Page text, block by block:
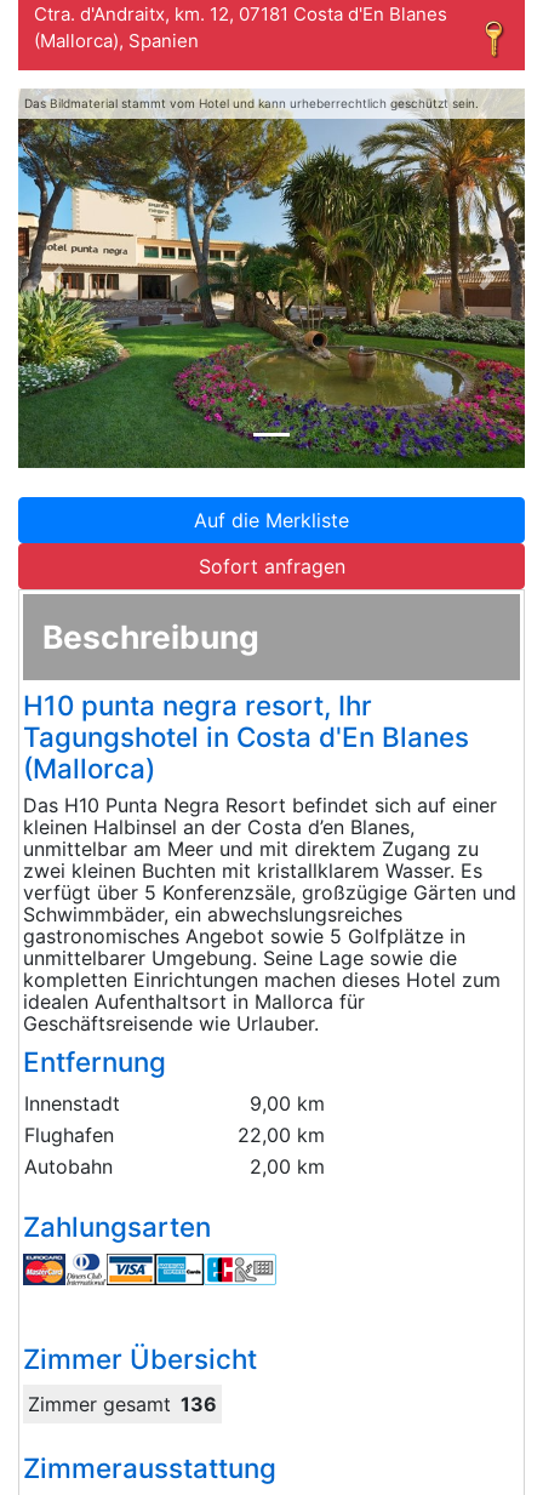
Ctra. d'Andraitx, km. 12, 07181 Costa d'En Blanes
(Mallorca), Spanien
Das Bildmaterial stammt vom Hotel und kann urheberrechtlich geschützt sein.
Zurück
Auf die Merkliste
Sofort anfragen
Beschreibung
H10 punta negra resort, Ihr
Tagungshotel in Costa d'En Blanes
(Mallorca)
Das H10 Punta Negra Resort befindet sich auf einer
kleinen Halbinsel an der Costa d’en Blanes,
unmittelbar am Meer und mit direktem Zugang zu
zwei kleinen Buchten mit kristallklarem Wasser. Es
verfügt über 5 Konferenzsäle, großzügige Gärten und
Schwimmbäder, ein abwechslungsreiches
gastronomisches Angebot sowie 5 Golfplätze in
unmittelbarer Umgebung. Seine Lage sowie die
kompletten Einrichtungen machen dieses Hotel zum
idealen Aufenthaltsort in Mallorca für
Geschäftsreisende wie Urlauber.
Entfernung
Innenstadt
9,00 km
Flughafen
22,00 km
Autobahn
2,00 km
Zahlungsarten
Zimmer Übersicht
Zimmer gesamt 136
Zimmerausstattung